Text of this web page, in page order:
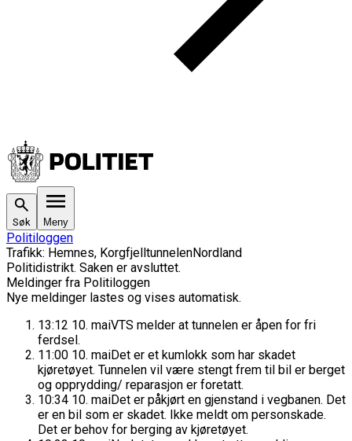
Søk Meny
Politiloggen
Trafikk: Hemnes, KorgfjelltunnelenNordland
Politidistrikt. Saken er avsluttet.
Meldinger fra Politiloggen
Nye meldinger lastes og vises automatisk.
13:12 10. maiVTS melder at tunnelen er åpen for fri
ferdsel.
11:00 10. maiDet er et kumlokk som har skadet
kjøretøyet. Tunnelen vil være stengt frem til bil er berget
og opprydding/ reparasjon er foretatt.
10:34 10. maiDet er påkjørt en gjenstand i vegbanen. Det
er en bil som er skadet. Ikke meldt om personskade.
Det er behov for berging av kjøretøyet.